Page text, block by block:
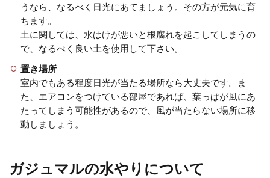
間家を空ける時の水やり方法
1週間程度の旅行を計画したとき、自宅で観
葉植物を育てている人は、その間の水やりを
【観葉植物】風水から見るキッチン
風水から見た観葉植物は、幸運を引き寄せる
ものと言われます。キッチンに観葉植物を置
うなら、なるべく日光にあてましょう。その方が元気に育
ちます。
土に関しては、水はけが悪いと根腐れを起こしてしまうの
で、なるべく良い土を使用して下さい。
置き場所
室内でもある程度日光が当たる場所なら大丈夫です。ま
た、エアコンをつけている部屋であれば、葉っぱが風にあ
たってしまう可能性があるので、風が当たらない場所に移
動しましょう。
ガジュマルの水やりについて